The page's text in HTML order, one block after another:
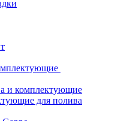
и комплектующие
для полива